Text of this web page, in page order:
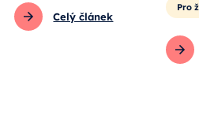
Celý článek
Pro